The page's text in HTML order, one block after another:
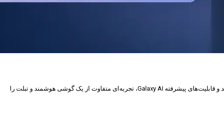
سامسونگ با معرفی Galaxy Z Fold8 نسل جدید گوشی تاشوی خود را روانه بازار کرده است. این پرچم‌دار با طراحی باریک‌تر، نمایشگرهای باکیفیت، سخت‌افزار قدرتمند و قابلیت‌های پیشرفته Galaxy AI، تجربه‌ای متفاوت از یک گوشی هوشمند و تبلت را